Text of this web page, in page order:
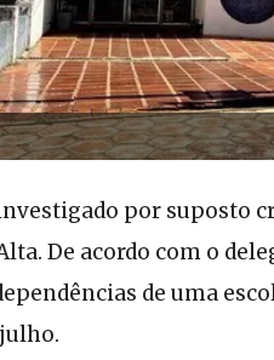
por suposto
De acordo com o
de uma